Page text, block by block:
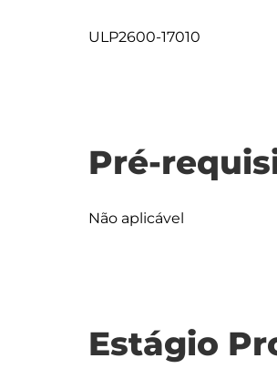
ULP2600-17010
Pré-
Não aplicável
Estágio